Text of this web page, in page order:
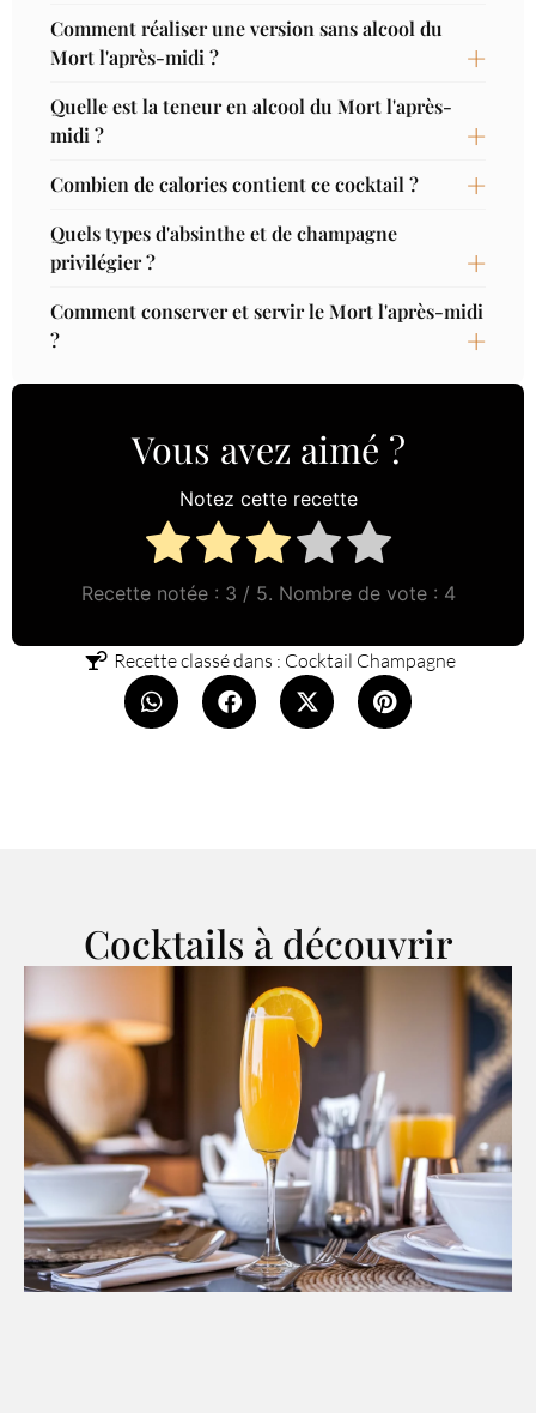
Comment réaliser une version sans alcool du
Mort l'après-midi ?
Quelle est la teneur en alcool du Mort l'après-
midi ?
Combien de calories contient ce cocktail ?
Quels types d'absinthe et de champagne
privilégier ?
Comment conserver et servir le Mort l'après-midi
?
Vous avez aimé ?
Notez cette recette
Recette notée : 3 / 5. Nombre de vote : 4
Recette classé dans : Cocktail Champagne
Cocktails à découvrir